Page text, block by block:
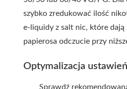
szybko zredukować ilość
e-liquidy z salt nic, które dają
papierosa odczucie przy
Optymalizacja
Sprawdź